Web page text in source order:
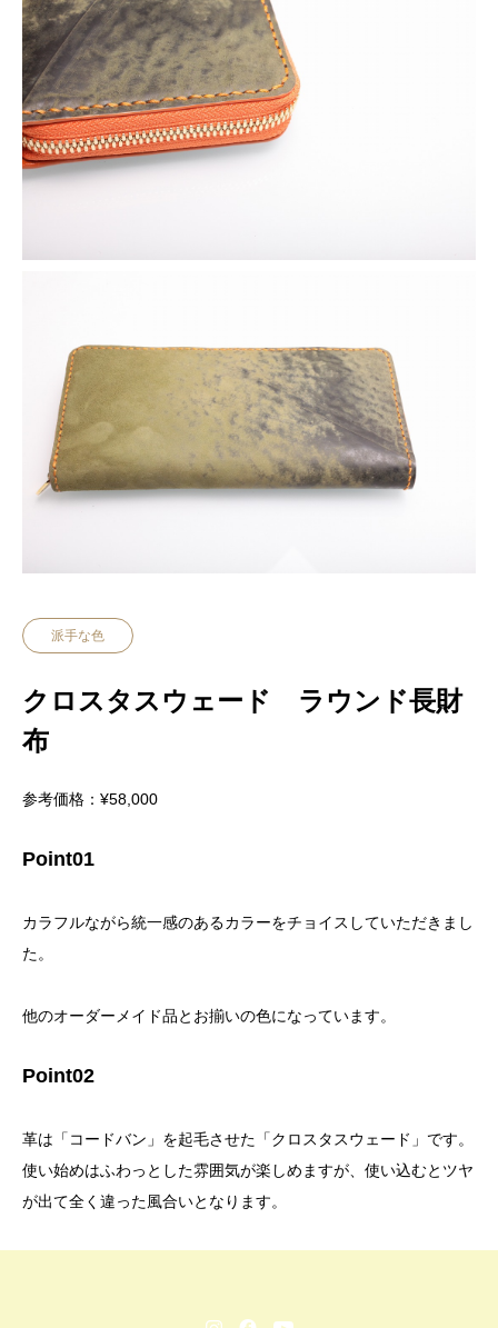
派手な色
クロスタスウェード ラウンド長財
布
参考価格：¥58,000
Point01
カラフルながら統一感のあるカラーをチョイスしていただきまし
た。
他のオーダーメイド品とお揃いの色になっています。
Point02
革は「コードバン」を起毛させた「クロスタスウェード」です。
使い始めはふわっとした雰囲気が楽しめますが、使い込むとツヤ
が出て全く違った風合いとなります。